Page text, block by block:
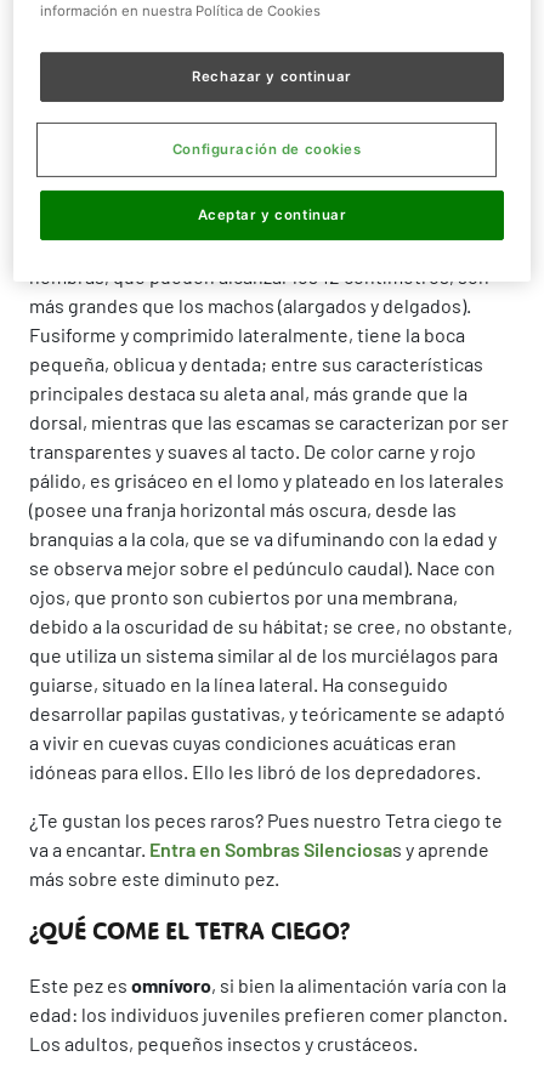
El Tetra Ciego (llamadoTetra cavernícola y Tetra
), es un pez que se distribuye, sobre todo,
enríos subterráneos y cavernas de México. Las
hembras, que pueden alcanzar los 12 centímetros, son
más grandes que los machos (alargados y delgados).
Fusiforme y comprimido lateralmente, tiene la boca
pequeña, oblicua y dentada; entre sus características
principales destaca su aleta anal, más grande que la
dorsal, mientras que las escamas se caracterizan por ser
transparentes y suaves al tacto. De color carne y rojo
pálido, es grisáceo en el lomo y plateado en los laterales
(posee una franja horizontal más oscura, desde las
branquias a la cola, que se va difuminando con la edad y
se observa mejor sobre el pedúnculo caudal). Nace con
ojos, que pronto son cubiertos por una membrana,
debido a la oscuridad de su hábitat; se cree, no obstante,
que utiliza un sistema similar al de los murciélagos para
guiarse, situado en la línea lateral. Ha conseguido
desarrollar papilas gustativas, y teóricamente se adaptó
a vivir en cuevas cuyas condiciones acuáticas eran
idóneas para ellos. Ello les libró de los depredadores.
¿Te gustan los peces raros? Pues nuestro Tetra ciego te
va a encantar. Entra en Sombras Silenciosas y aprende
más sobre este diminuto pez.
¿QUÉ COME EL TETRA CIEGO?
Este pez es omnívoro, si bien la alimentación varía con la
edad: los individuos juveniles prefieren comer plancton.
Los adultos, pequeños insectos y crustáceos.
información en nuestra Política de Cookies
Rechazar y continuar
Aceptar y continuar
Configuración de cookies